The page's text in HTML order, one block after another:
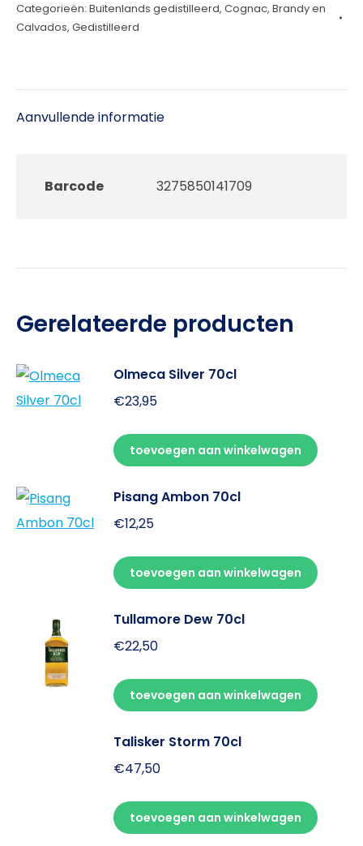
aantal
Categorieën: Buitenlands gedistilleerd, Cognac, Brandy en
Calvados, Gedistilleerd
Aanvullende informatie
Barcode 3275850141709
Gerelateerde producten
Olmeca Silver 70cl
€23,95
toevoegen aan winkelwagen
Pisang Ambon 70cl
€12,25
toevoegen aan winkelwagen
Tullamore Dew 70cl
€22,50
toevoegen aan winkelwagen
Talisker Storm 70cl
€47,50
toevoegen aan winkelwagen